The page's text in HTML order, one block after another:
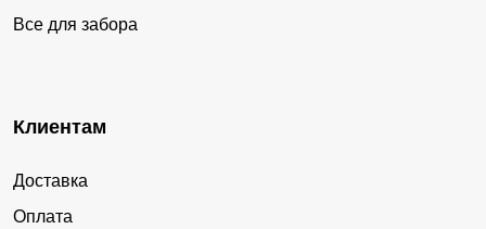
Все для забора
Клиентам
Доставка
Оплата